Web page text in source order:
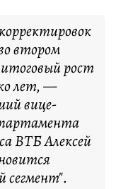
втором
рост
лет, —
вице-
ВТБ Алексей
сегмент".